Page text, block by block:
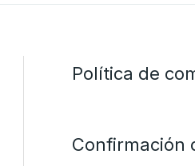
Política de
Confirmación